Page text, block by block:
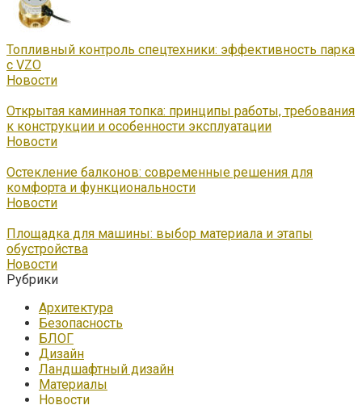
Топливный контроль спецтехники: эффективность парка
с VZO
Новости
Открытая каминная топка: принципы работы, требования
к конструкции и особенности эксплуатации
Новости
Остекление балконов: современные решения для
комфорта и функциональности
Новости
Площадка для машины: выбор материала и этапы
обустройства
Новости
Рубрики
Архитектура
Безопасность
БЛОГ
Дизайн
Ландшафтный дизайн
Материалы
Новости